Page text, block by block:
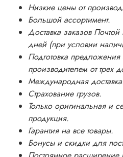
Низкие цены от
Большой ассортимент.
Доставка заказов
дней (при условии
Подготовка предложения
производителем от трех
Международная
Страхование грузов.
Только оригинальная и
продукция.
Гарантия на все товары.
Бонусы и скидки для